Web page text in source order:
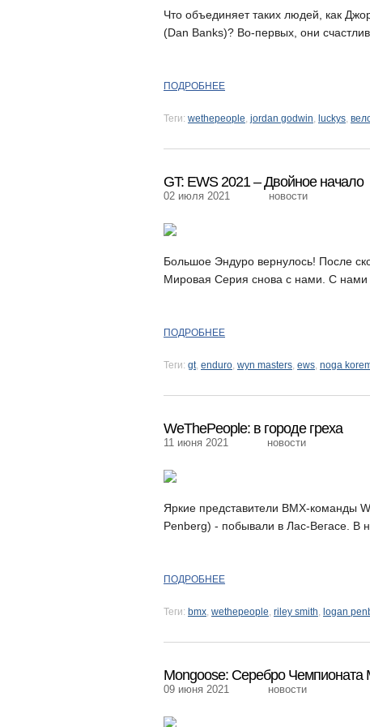
Что объединяет таких людей, как
(Dan Banks)? Во-первых, они
ПОДРОБНЕЕ
Теги: wethepeople, jordan godwin, luckys,
GT: EWS 2021 – Двойное начало
02 июля 2021 новости
Большое Эндуро вернулось! После
Мировая Серия снова с нами. С нами
ПОДРОБНЕЕ
Теги: gt, enduro, wyn masters, ews, noga
WeThePeople: в городе греха
11 июня 2021 новости
Яркие представители ВМХ-команды
Penberg) - побывали в Лас-Вегасе. В
ПОДРОБНЕЕ
Теги: bmx, wethepeople, riley smith, logan
Mongoose: Серебро Чемпионата
09 июня 2021 новости